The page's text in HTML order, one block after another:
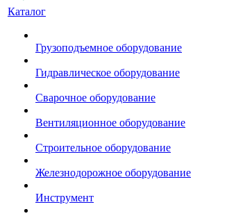
Каталог
Грузоподъемное оборудование
Гидравлическое оборудование
Сварочное оборудование
Вентиляционное оборудование
Строительное оборудование
Железнодорожное оборудование
Инструмент